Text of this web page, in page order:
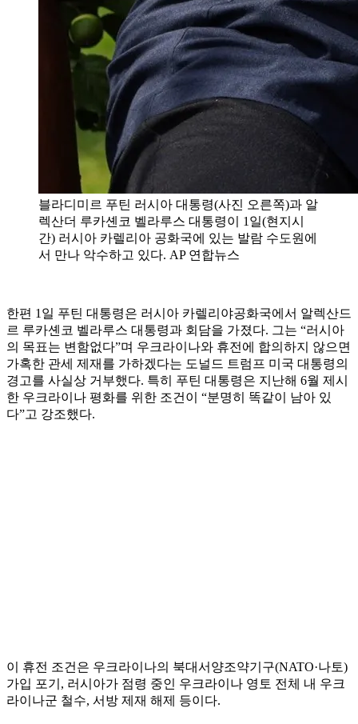
블라디미르 푸틴 러시아 대통령(사진 오른쪽)과 알
렉산더 루카셴코 벨라루스 대통령이 1일(현지시
간) 러시아 카렐리아 공화국에 있는 발람 수도원에
서 만나 악수하고 있다. AP 연합뉴스
한편 1일 푸틴 대통령은 러시아 카렐리야공화국에서 알렉산드
르 루카셴코 벨라루스 대통령과 회담을 가졌다. 그는 “러시아
의 목표는 변함없다”며 우크라이나와 휴전에 합의하지 않으면
가혹한 관세 제재를 가하겠다는 도널드 트럼프 미국 대통령의
경고를 사실상 거부했다. 특히 푸틴 대통령은 지난해 6월 제시
한 우크라이나 평화를 위한 조건이 “분명히 똑같이 남아 있
다”고 강조했다.
이 휴전 조건은 우크라이나의 북대서양조약기구(NATO·나토)
가입 포기, 러시아가 점령 중인 우크라이나 영토 전체 내 우크
라이나군 철수, 서방 제재 해제 등이다.